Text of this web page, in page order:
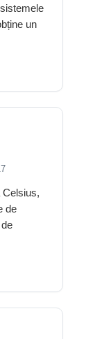
un
Celsius,
de